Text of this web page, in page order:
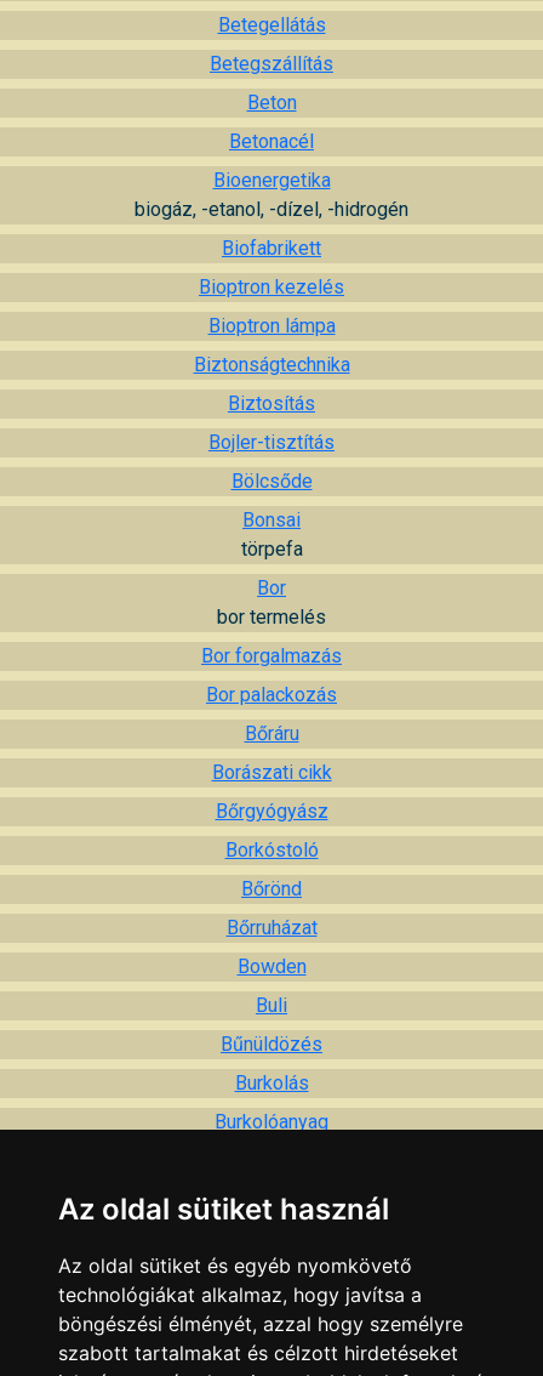
Betegellátás
Betegszállítás
Beton
Betonacél
Bioenergetika
biogáz, -etanol, -dízel, -hidrogén
Biofabrikett
Bioptron kezelés
Bioptron lámpa
Biztonságtechnika
Biztosítás
Bojler-tisztítás
Bölcsőde
Bonsai
törpefa
Bor
bor termelés
Bor forgalmazás
Bor palackozás
Bőráru
Borászati cikk
Bőrgyógyász
Borkóstoló
Bőrönd
Bőrruházat
Bowden
Buli
Bűnüldözés
Burkolás
Burkolóanyag
Bútorlap
Bútorszövet
Búvárfelszerelés
Búvárkodás
Az oldal sütiket használ
Az oldal sütiket és egyéb nyomkövető
technológiákat alkalmaz, hogy javítsa a
böngészési élményét, azzal hogy személyre
szabott tartalmakat és célzott hirdetéseket